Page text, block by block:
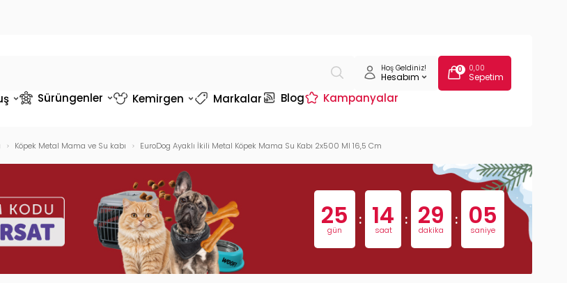
Hoş Geldiniz!
Hesabım
0 0,00
Sepetim
Sürüngenler Kemirgen Markalar Blog Kampanyalar
Köpek Metal Mama ve Su kabı EuroDog Ayaklı İkili Metal Köpek Mama Su Kabı 2x500 Ml 16,5 Cm
25
gün
: 14
saat
: 29
dakika
: 04
saniye